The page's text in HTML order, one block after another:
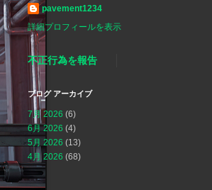
pavement1234
詳細プロフィールを表示
不正行為を報告
ブログ アーカイブ
7月 2026 (6)
6月 2026 (4)
5月 2026 (13)
4月 2026 (68)